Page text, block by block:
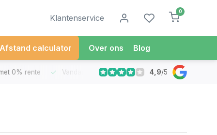
Klantenservice
0
Afstand calculator Over ons Blog
0% rente Vandaag besteldMorgen in Huis*
4,9/5